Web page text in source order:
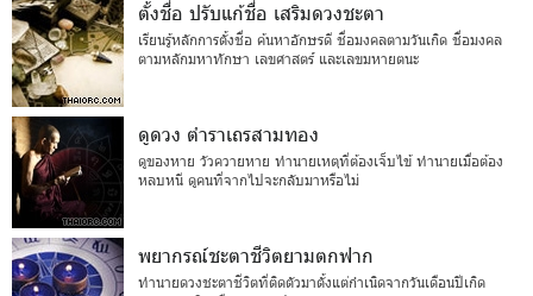
ตั้งชื่อ ปรับแก้ชื่อ เสริมดวงชะตา
เรียนรู้หลักการตั้งชื่อ ค้นหาอักษรดี ชื่อมงคลตามวันเกิด ชื่อมงคล
ตามหลักมหาทักษา เลขศาสตร์ และเลขมหายตนะ
ดูดวง ตำราเถรสามทอง
ดูของหาย วัวควายหาย ทำนายเหตุที่ต้องเจ็บไข้ ทำนายเมื่อต้อง
หลบหนี ดูคนที่จากไปจะกลับมาหรือไม่
พยากรณ์ชะตาชีวิตยามตกฟาก
ทำนายดวงชะตาชีวิตที่ติดตัวมาตั้งแต่กำเนิดจากวันเดือนปีเกิด